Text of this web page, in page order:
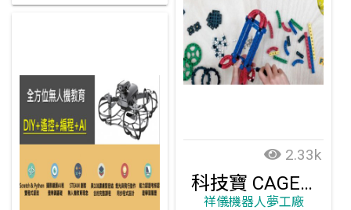
2.33k
科技寶 CAGEBOT
祥儀機器人夢工廠